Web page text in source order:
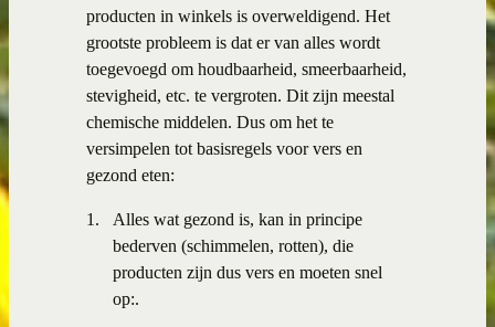
producten in winkels is overweldigend. Het
grootste probleem is dat er van alles wordt
toegevoegd om houdbaarheid, smeerbaarheid,
stevigheid, etc. te vergroten. Dit zijn meestal
chemische middelen. Dus om het te
versimpelen tot basisregels voor vers en
gezond eten:
1.
Alles wat gezond is, kan in principe
bederven (schimmelen, rotten), die
producten zijn dus vers en moeten snel
op:.